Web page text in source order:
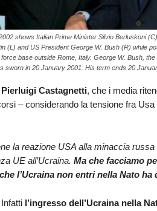
shows Italian Prime Minister Silvio Berluskoni
(L) and US President George W. Bush (R) while
base outside Rome, Italy. George W. Bush,
sworn in 20 January 2001. His term ends 20
Pierluigi Castagnetti, che i media
– considerando la tensione fra
la reazione USA alla minaccia russa
UE all’Ucraina. Ma che facciamo
l’Ucraina non entri nella Nato ha
l’ingresso dell’Ucraina nella